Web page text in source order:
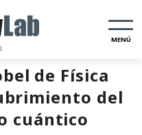
MENÚ
de Física
del
cuántico